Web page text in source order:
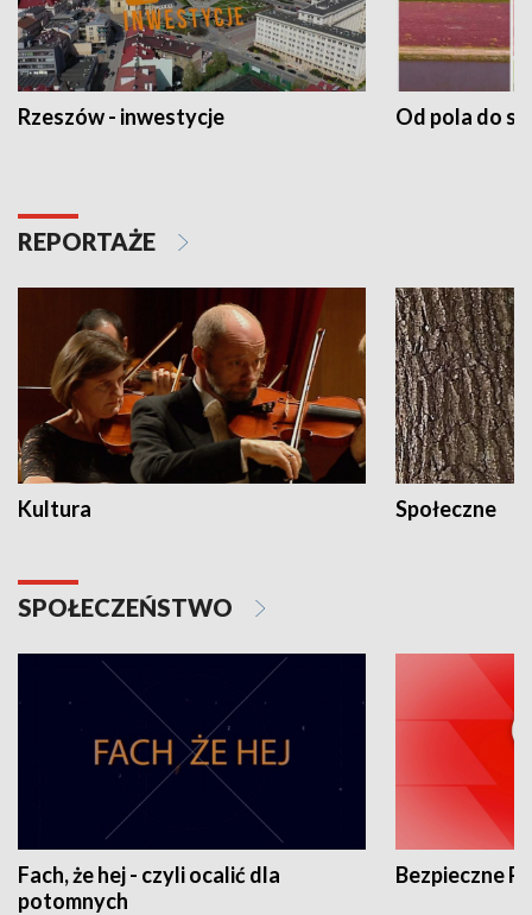
Rzeszów - inwestycje Od pola do
REPORTAŻE
Kultura Społeczne
SPOŁECZEŃSTWO
Fach, że hej - czyli ocalić dla
potomnych
Bezpieczne